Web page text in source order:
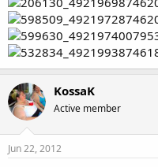
KossaK
Active member
Jun 22, 2012